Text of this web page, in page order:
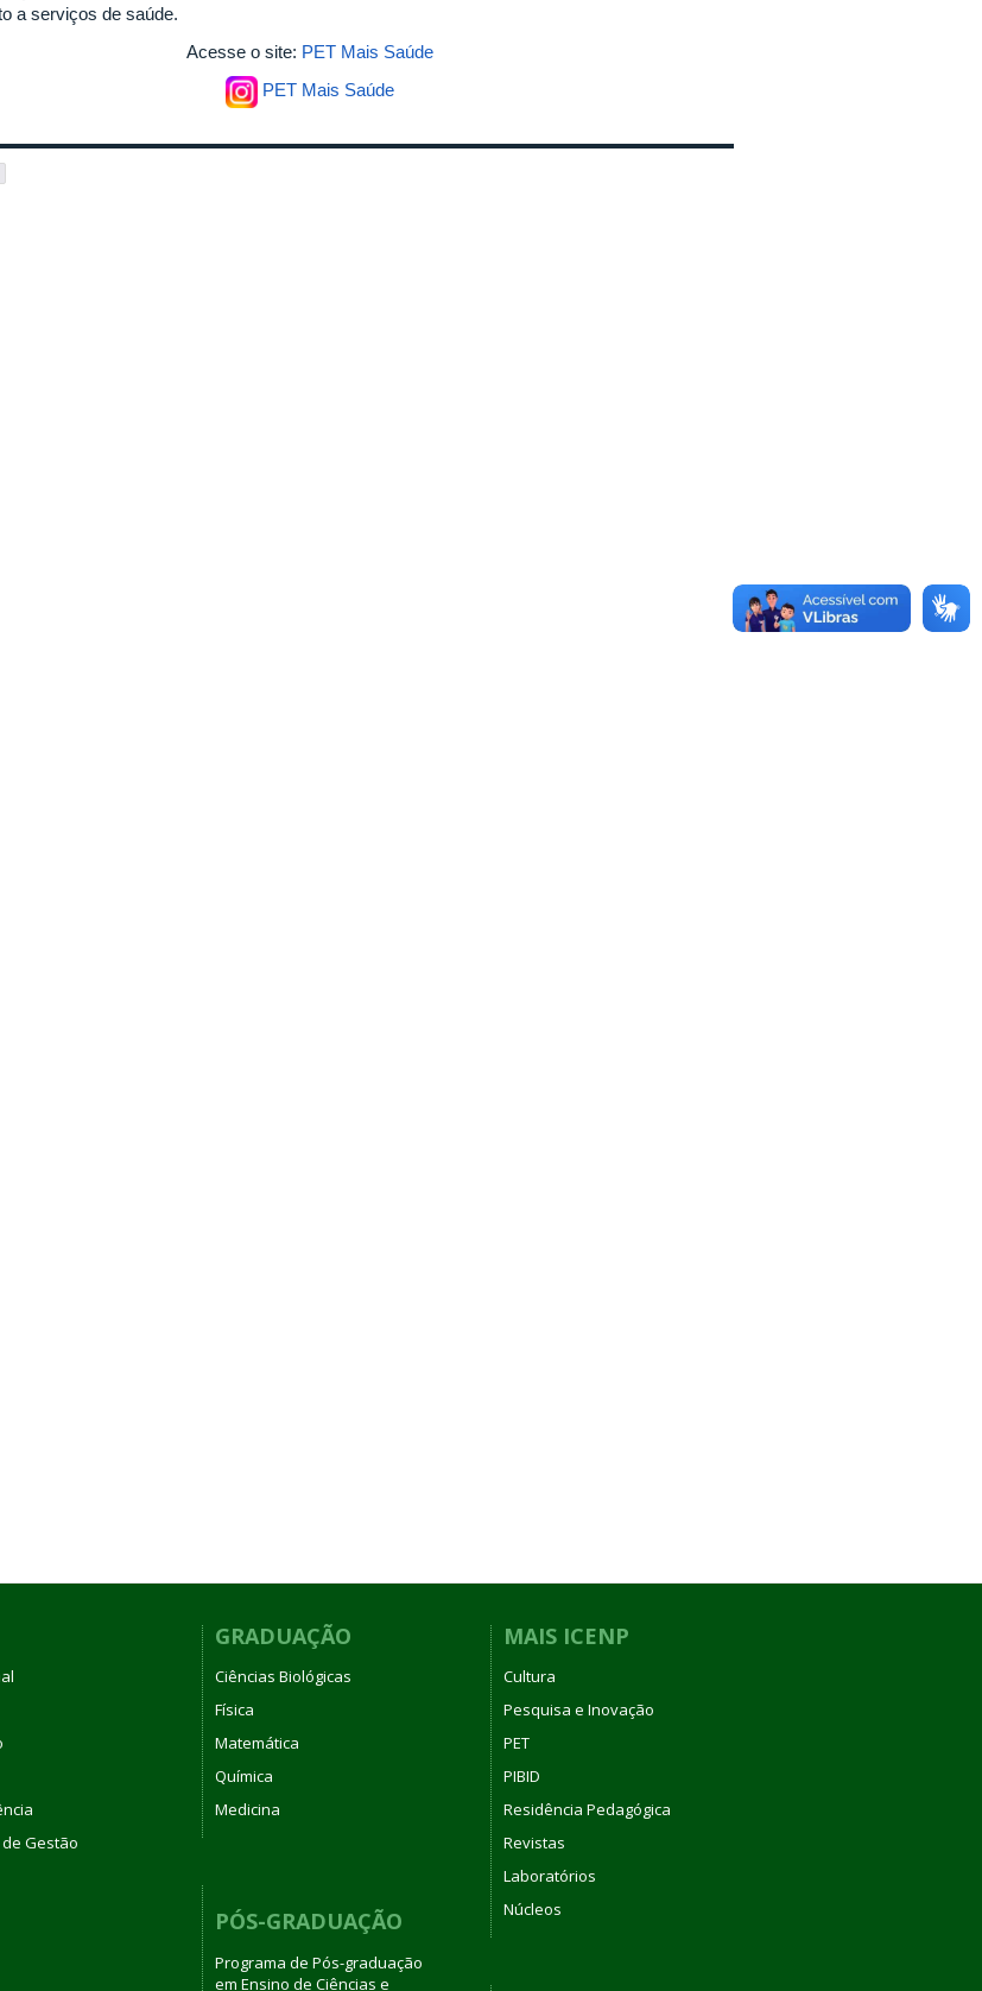
a serviços de saúde.
Acesse o site: PET Mais Saúde
PET Mais Saúde
Gestão
GRADUAÇÃO
Ciências Biológicas
Física
Matemática
Química
Medicina
PÓS-GRADUAÇÃO
Programa de Pós-graduação
em Ensino de Ciências e
MAIS ICENP
Cultura
Pesquisa e Inovação
PET
PIBID
Residência Pedagógica
Revistas
Laboratórios
Núcleos